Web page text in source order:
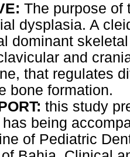
The purpose of
dysplasia. A
dominant
and
that regulates
bone formation.
this study
being
of Pediatric